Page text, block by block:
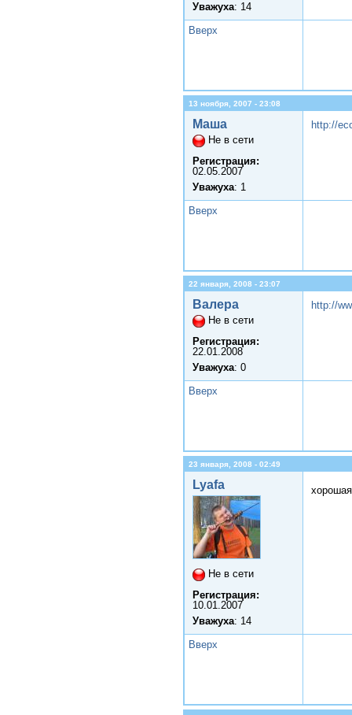
Уважуха: 14
Вверх
13 ноября, 2007 - 23:08
Маша
Не в сети
Регистрация:
02.05.2007
Уважуха: 1
http://
Вверх
22 января, 2008 - 23:07
Валера
Не в сети
Регистрация:
22.01.2008
Уважуха: 0
http://
Вверх
23 января, 2008 - 02:49
Lyafa
Не в сети
Регистрация:
10.01.2007
Уважуха: 14
Вверх